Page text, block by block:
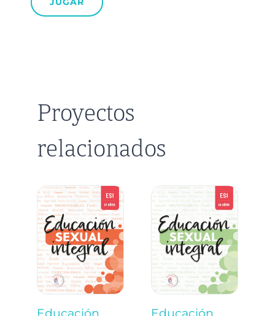
Proyectos
relacionados
Educación
Educación